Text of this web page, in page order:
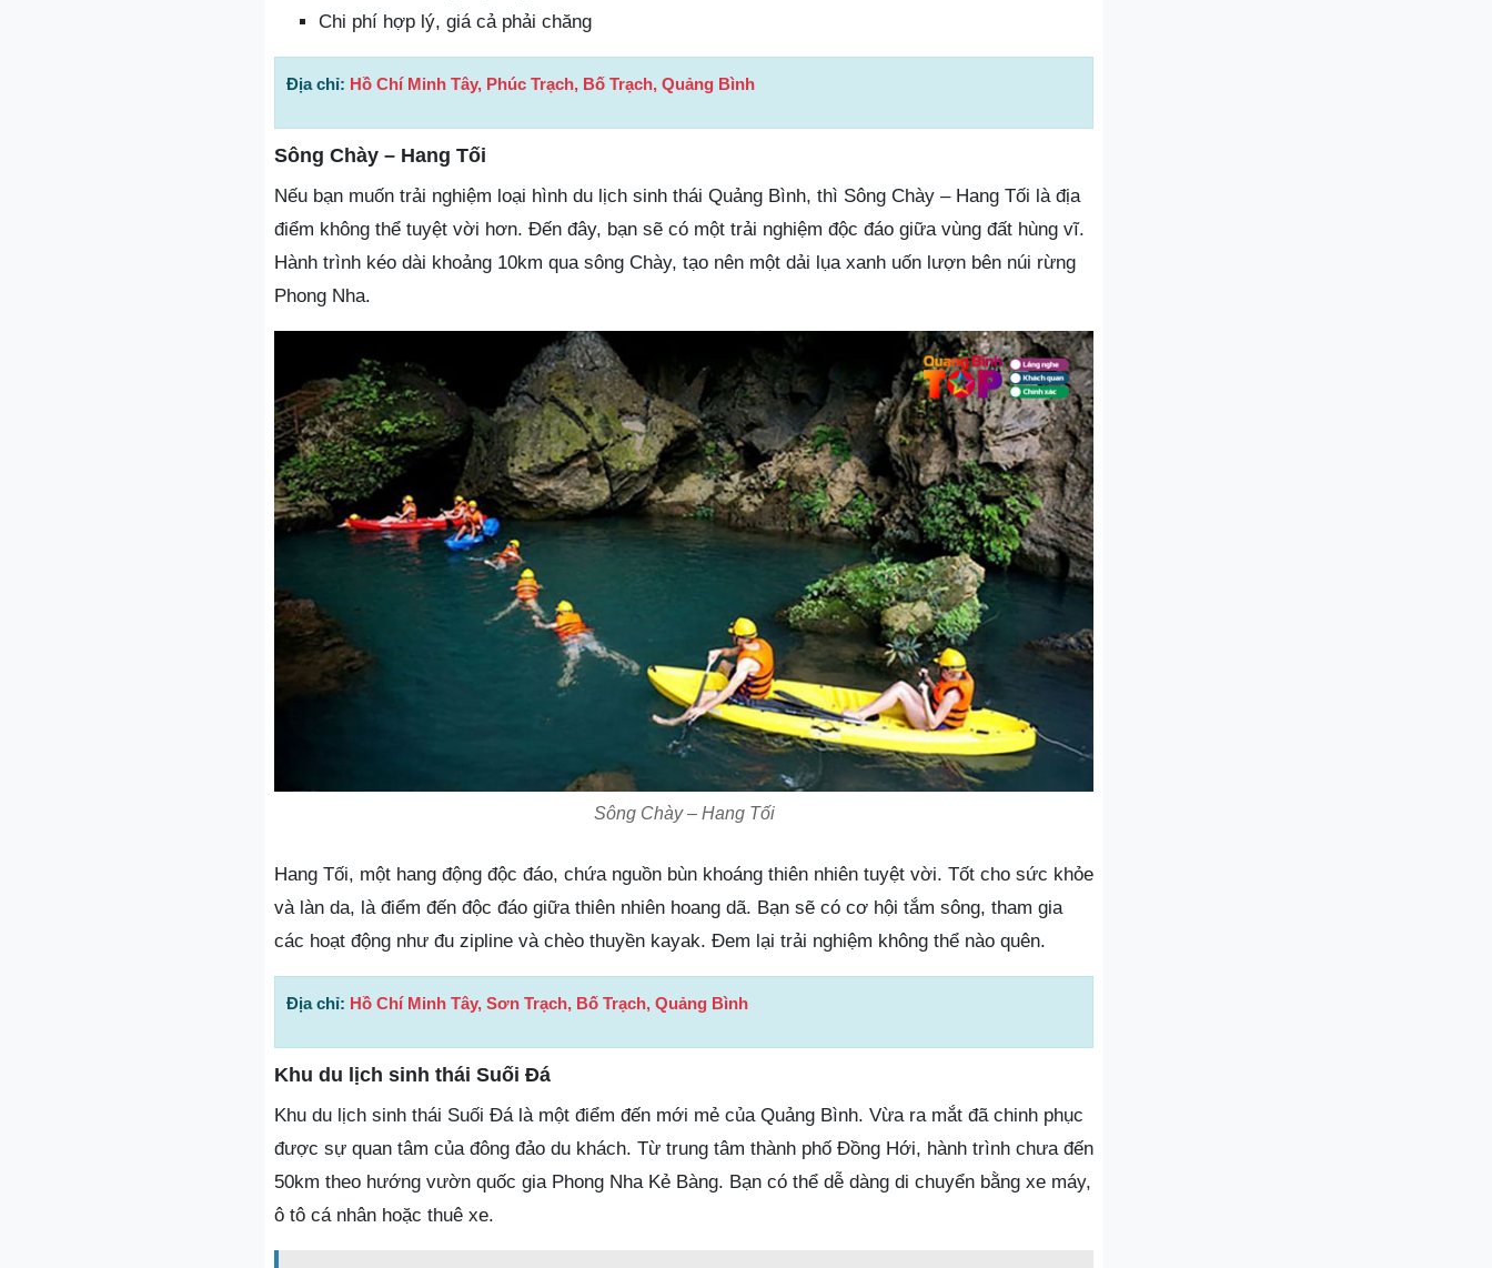
Chi phí hợp lý, giá cả phải chăng
Địa chỉ: Hồ Chí Minh Tây, Phúc Trạch, Bố Trạch, Quảng Bình
Sông Chày – Hang Tối
Nếu bạn muốn trải nghiệm loại hình du lịch sinh thái Quảng Bình, thì Sông Chày – Hang Tối là địa
điểm không thể tuyệt vời hơn. Đến đây, bạn sẽ có một trải nghiệm độc đáo giữa vùng đất hùng vĩ.
Hành trình kéo dài khoảng 10km qua sông Chày, tạo nên một dải lụa xanh uốn lượn bên núi rừng
Phong Nha.
Sông Chày – Hang Tối
Hang Tối, một hang động độc đáo, chứa nguồn bùn khoáng thiên nhiên tuyệt vời. Tốt cho sức khỏe
và làn da, là điểm đến độc đáo giữa thiên nhiên hoang dã. Bạn sẽ có cơ hội tắm sông, tham gia
các hoạt động như đu zipline và chèo thuyền kayak. Đem lại trải nghiệm không thể nào quên.
Địa chỉ: Hồ Chí Minh Tây, Sơn Trạch, Bố Trạch, Quảng Bình
Khu du lịch sinh thái Suối Đá
Khu du lịch sinh thái Suối Đá là một điểm đến mới mẻ của Quảng Bình. Vừa ra mắt đã chinh phục
được sự quan tâm của đông đảo du khách. Từ trung tâm thành phố Đồng Hới, hành trình chưa đến
50km theo hướng vườn quốc gia Phong Nha Kẻ Bàng. Bạn có thể dễ dàng di chuyển bằng xe máy,
ô tô cá nhân hoặc thuê xe.